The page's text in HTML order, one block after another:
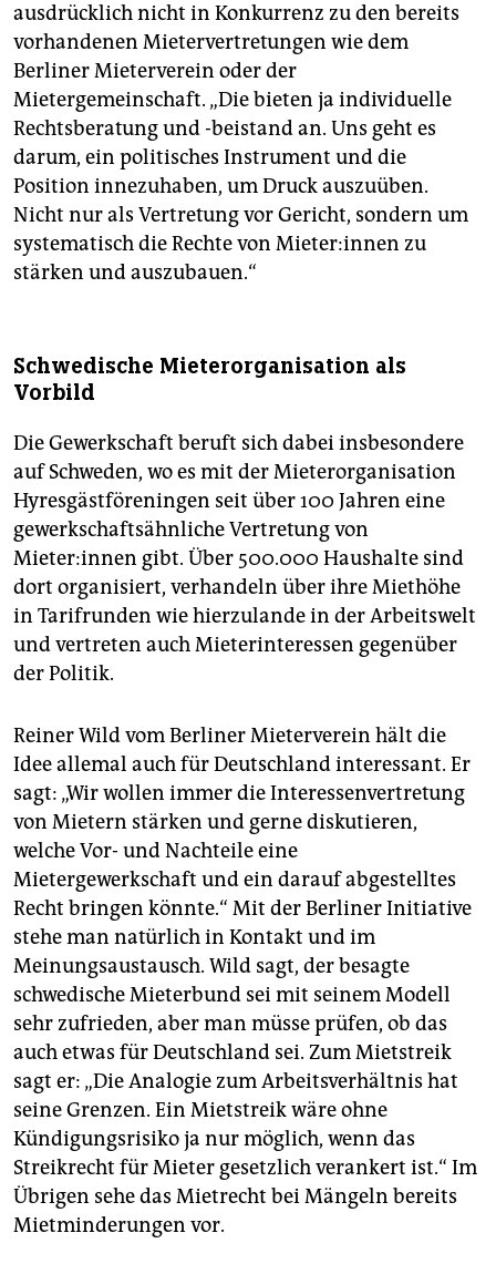
ausdrücklich nicht in Konkurrenz zu den bereits
vorhandenen Mietervertretungen wie dem
Berliner Mieterverein oder der
Mietergemeinschaft. „Die bieten ja individuelle
Rechtsberatung und -beistand an. Uns geht es
darum, ein politisches Instrument und die
Position innezuhaben, um Druck auszuüben.
Nicht nur als Vertretung vor Gericht, sondern um
systematisch die Rechte von Mie­ter:in­nen zu
stärken und auszubauen.“
Schwedische Mieterorganisation als
Vorbild
Die Gewerkschaft beruft sich dabei insbesondere
auf Schweden, wo es mit der Mieterorganisation
Hyresgästföreningen seit über 100 Jahren eine
gewerkschaftsähnliche Vertretung von
Mieter:innen gibt. Über 500.000 Haushalte sind
dort organisiert, verhandeln über ihre Miethöhe
in Tarifrunden wie hierzulande in der Arbeitswelt
und vertreten auch Mieterinteressen gegenüber
der Politik.
Reiner Wild vom Berliner Mieterverein hält die
Idee allemal auch für Deutschland interessant. Er
sagt: „Wir wollen immer die Interessenvertretung
von Mietern stärken und gerne diskutieren,
welche Vor- und Nachteile eine
Mietergewerkschaft und ein darauf abgestelltes
Recht bringen könnte.“ Mit der Berliner Initiative
stehe man natürlich in Kontakt und im
Meinungsaustausch. Wild sagt, der besagte
schwedische Mieterbund sei mit seinem Modell
sehr zufrieden, aber man müsse prüfen, ob das
auch etwas für Deutschland sei. Zum Mietstreik
sagt er: „Die Analogie zum Arbeitsverhältnis hat
seine Grenzen. Ein Mietstreik wäre ohne
Kündigungsrisiko ja nur möglich, wenn das
Streikrecht für Mieter gesetzlich verankert ist.“ Im
Übrigen sehe das Mietrecht bei Mängeln bereits
Mietminderungen vor.